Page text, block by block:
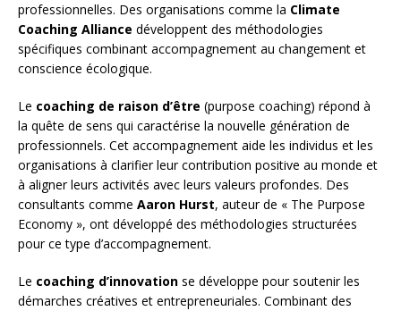
professionnelles. Des organisations comme la Climate
Coaching Alliance développent des méthodologies
spécifiques combinant accompagnement au changement et
conscience écologique.
Le coaching de raison d’être (purpose coaching) répond à
la quête de sens qui caractérise la nouvelle génération de
professionnels. Cet accompagnement aide les individus et les
organisations à clarifier leur contribution positive au monde et
à aligner leurs activités avec leurs valeurs profondes. Des
consultants comme Aaron Hurst, auteur de « The Purpose
Economy », ont développé des méthodologies structurées
pour ce type d’accompagnement.
Le coaching d’innovation se développe pour soutenir les
démarches créatives et entrepreneuriales. Combinant des